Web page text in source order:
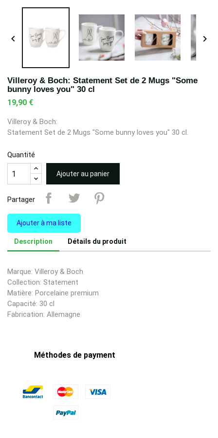
 
Villeroy & Boch: Statement Set de 2 Mugs "Some
bunny loves you" 30 cl
19,90 €
Villeroy & Boch:
Statement Set de 2 Mugs "Some bunny loves you" 30 cl.
Quantité
Ajouter au panier
Partager
Ajouter à ma liste
Description Détails du produit
Marque: Villeroy & Boch
Collection: Statement
Matière: Porcelaine premium
Capacité: 30 cl
Fabrication: Allemagne
Méthodes de payment